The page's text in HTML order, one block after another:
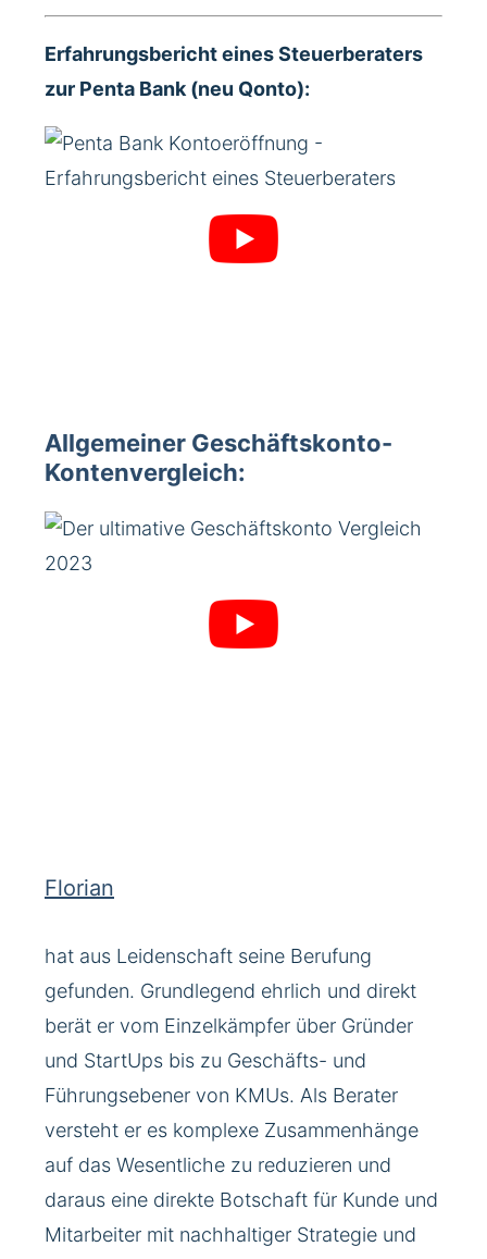
Erfahrungsbericht eines Steuerberaters
zur Penta Bank (neu Qonto):
Allgemeiner Geschäftskonto-
Kontenvergleich:
Florian
hat aus Leidenschaft seine Berufung
gefunden. Grundlegend ehrlich und direkt
berät er vom Einzelkämpfer über Gründer
und StartUps bis zu Geschäfts- und
Führungsebener von KMUs. Als Berater
versteht er es komplexe Zusammen­hänge
auf das Wesentliche zu reduzieren und
daraus eine direkte Botschaft für Kunde und
Mitarbeiter mit nachhaltiger Strategie und